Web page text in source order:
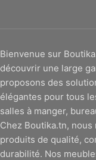
Bienvenue sur
découvrir une large
proposons des
élégantes pour tous
salles à manger,
Chez Boutika.tn,
produits de qualité,
durabilité. Nos